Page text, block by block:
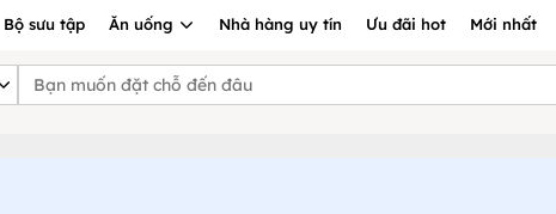
Bộ sưu tập Ăn uống Nhà hàng uy tín Ưu đãi hot Mới nhất